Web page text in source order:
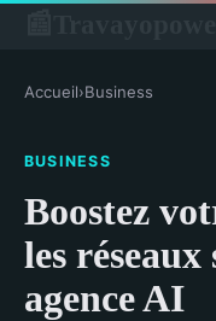
Accueil›Business
BUSINESS
Boostez
les réseaux
agence AI